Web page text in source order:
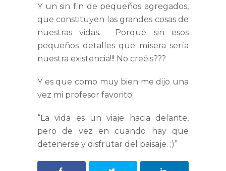
Y un sin fin de pequeños agregados,
que constituyen las grandes cosas de
nuestras vidas. Porqué sin esos
pequeños detalles que mísera sería
nuestra existencia!!! No creéis???
Y es que como muy bien me dijo una
vez mi profesor favorito:
“La vida es un viaje hacia delante,
pero de vez en cuando hay que
detenerse y disfrutar del paisaje. ;)”